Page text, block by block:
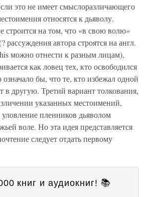
это не имеет смыслоразличающего
относятся к дьяволу.
строится на том, что «в свою волю»
рассуждения автора строятся на англ.
можно отнести к разным лицам),
как ловец тех, кто освободился
означало бы, что те, кто избежал одной
в другую. Третий вариант толкования,
указанных местоимений,
уловление пленников дьяволом
воле. Но эта идея представляется
следует отдать первому
книг и аудиокниг! 📚